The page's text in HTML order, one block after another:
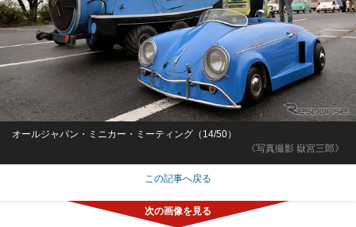
《写真撮影 嶽宮三郎》
オールジャパン・ミニカー・ミーティング（14/50）
この記事へ戻る